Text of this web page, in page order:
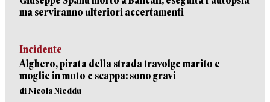
ma serviranno ulteriori accertamenti
Incidente
Alghero, pirata della strada travolge marito e
moglie in moto e scappa: sono gravi
di Nicola Nieddu